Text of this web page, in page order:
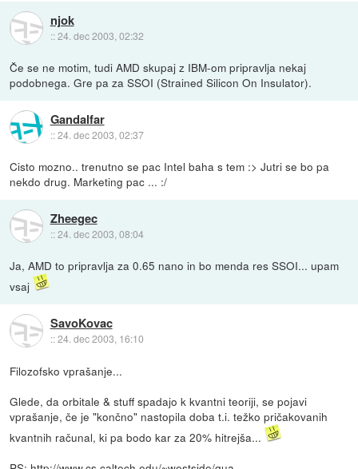
njok
::24. dec 2003, 02:32
Če se ne motim, tudi AMD skupaj z IBM-om pripravlja nekaj
podobnega. Gre pa za SSOI (Strained Silicon On Insulator).
Gandalfar
::24. dec 2003, 02:37
Cisto mozno.. trenutno se pac Intel baha s tem :> Jutri se bo pa
nekdo drug. Marketing pac ... :/
Zheegec
::24. dec 2003, 08:04
Ja, AMD to pripravlja za 0.65 nano in bo menda res SSOI... upam
vsaj
SavoKovac
::24. dec 2003, 16:10
Filozofsko vprašanje...
Glede, da orbitale & stuff spadajo k kvantni teoriji, se pojavi
vprašanje, če je "končno" nastopila doba t.i. težko pričakovanih
kvantnih računal, ki pa bodo kar za 20% hitrejša...